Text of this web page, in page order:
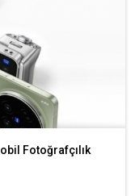
Fotoğrafçılık